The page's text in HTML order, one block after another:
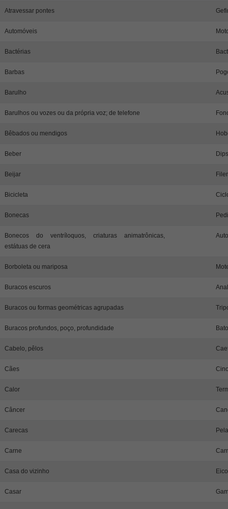
Atravessar pontes
Automóveis
Bactérias
Barbas
Barulho
Barulhos ou vozes ou da própria voz; de telefone
Bêbados ou mendigos
Beber
Beijar
Bicicleta
Bonecas
Bonecos do ventríloquos, criaturas animatrônicas,
estátuas de cera
Borboleta ou mariposa
Buracos escuros
Buracos ou formas geométricas agrupadas
Buracos profundos, poço, profundidade
Cabelo, pêlos
Cães
Calor
Câncer
Carecas
Carne
Casa do vizinho
Casar